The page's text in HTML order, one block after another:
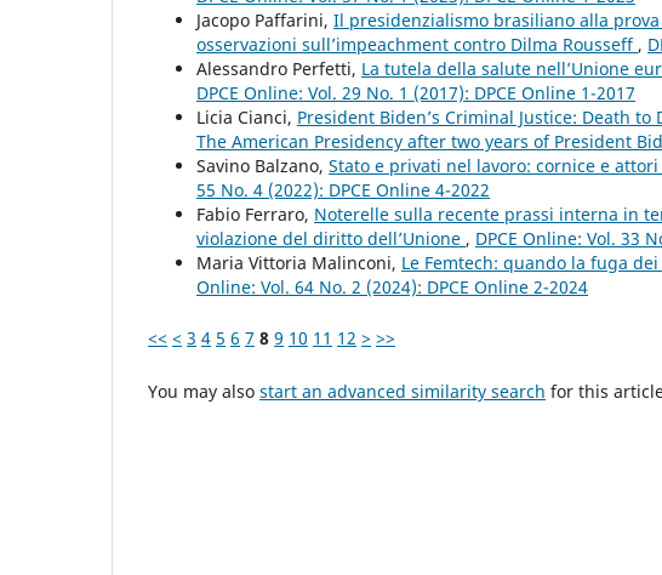
Jacopo Paffarini, Il presidenzialismo brasiliano alla
osservazioni sull’impeachment contro Dilma Rousseff ,
Alessandro Perfetti, La tutela della salute nell’Unione
DPCE Online: Vol. 29 No. 1 (2017): DPCE Online 1-2017
Licia Cianci, President Biden’s Criminal Justice: Death to
The American Presidency after two years of President
Savino Balzano, Stato e privati nel lavoro: cornice e
55 No. 4 (2022): DPCE Online 4-2022
Fabio Ferraro, Noterelle sulla recente prassi interna in
violazione del diritto dell’Unione , DPCE Online: Vol. 33
Maria Vittoria Malinconi, Le Femtech: quando la fuga
Online: Vol. 64 No. 2 (2024): DPCE Online 2-2024
<< < 3 4 5 6 7 8 9 10 11 12 > >>
You may also start an advanced similarity search for this